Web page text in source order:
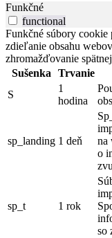
Funkčné
functional
Funkčné súbory
zdieľanie obsahu
zhromažďovanie
Sušenka
Trvanie
S
1
hodina
sp_landing 1 deň
na
o
sp_t 1 rok
so